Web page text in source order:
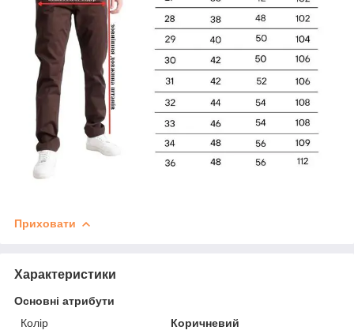
Приховати
Характеристики
Основні атрибути
Колір
Коричневий